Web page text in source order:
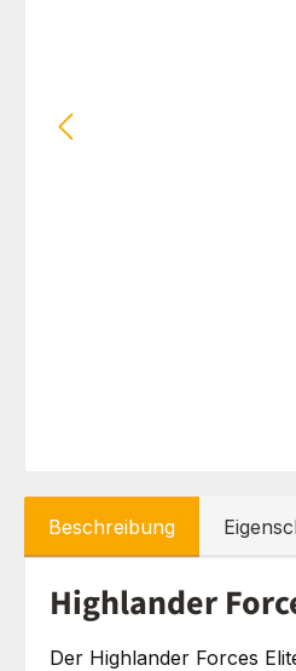
Beschreibung
Highlander
Der Highlander Forces